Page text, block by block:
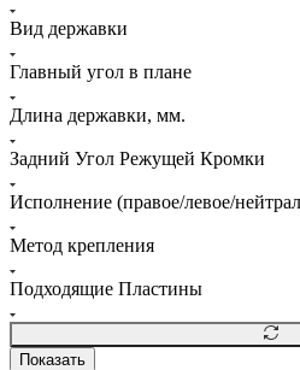
Вид державки
Главный угол в плане
Длина державки, мм.
Задний Угол Режущей Кромки
Исполнение (правое/левое/
Метод крепления
Подходящие Пластины
Показать